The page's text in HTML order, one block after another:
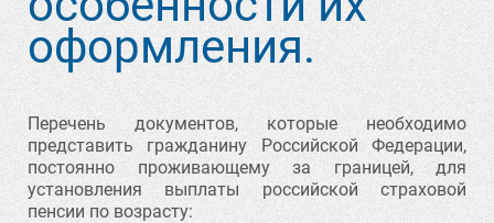
оформления.
Перечень документов, которые необходимо
представить гражданину Российской Федерации,
постоянно проживающему за границей, для
установления выплаты российской страховой
пенсии по возрасту: